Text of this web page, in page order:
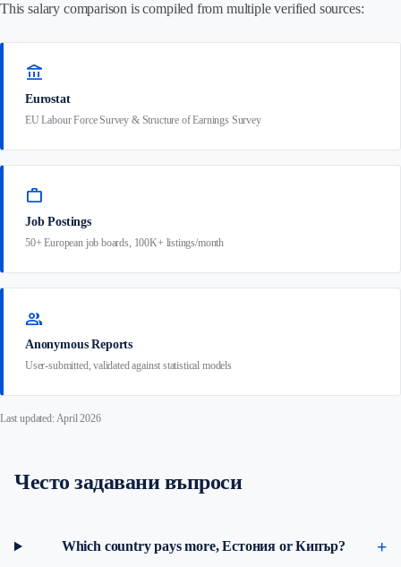
This salary comparison is compiled from multiple verified sources:
account_balance
Eurostat
EU Labour Force Survey & Structure of Earnings Survey
work
Job Postings
50+ European job boards, 100K+ listings/month
group
Anonymous Reports
User-submitted, validated against statistical models
Last updated: April 2026
Често задавани въпроси
Which country pays more, Естония or Кипър?